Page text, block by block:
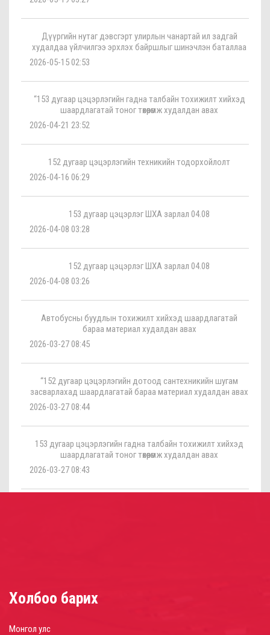
Дүүргийн нутаг дэвсгэрт улирлын чанартай ил задгай
худалдаа үйлчилгээ эрхлэх байршлыг шинэчлэн баталлаа
2026-05-15 02:53
“153 дугаар цэцэрлэгийн гадна талбайн тохижилт хийхэд
шаардлагатай тоног төхөөрөмж худалдан авах
2026-04-21 23:52
152 дугаар цэцэрлэгийн техникийн тодорхойлолт
2026-04-16 06:29
153 дугаар цэцэрлэг ШХА зарлал 04.08
2026-04-08 03:28
152 дугаар цэцэрлэг ШХА зарлал 04.08
2026-04-08 03:26
Автобусны буудлын тохижилт хийхэд шаардлагатай
бараа материал худалдан авах
2026-03-27 08:45
“152 дугаар цэцэрлэгийн дотоод сантехникийн шугам
засварлахад шаардлагатай бараа материал худалдан авах
2026-03-27 08:44
153 дугаар цэцэрлэгийн гадна талбайн тохижилт хийхэд
шаардлагатай тоног төхөөрөмж худалдан авах
2026-03-27 08:43
Холбоо барих
Монгол улс